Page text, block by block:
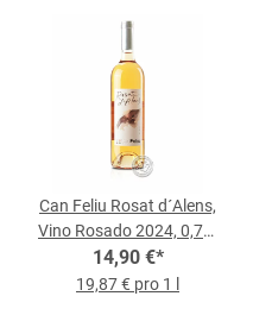
Can Feliu Rosat d´Alens,
Vino Rosado 2024, 0,75-
l-Flasche
14,90 €*
19,87 € pro 1 l